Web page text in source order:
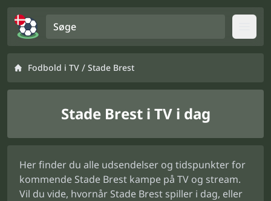
Fodbold i TV / Stade Brest
Stade Brest i TV i dag
Her finder du alle udsendelser og tidspunkter for
kommende Stade Brest kampe på TV og stream.
Vil du vide, hvornår Stade Brest spiller i dag, eller